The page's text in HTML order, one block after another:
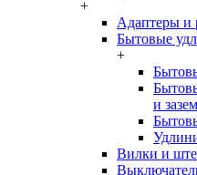
+
Адаптеры и
Бытовые
+
и
Вилки и